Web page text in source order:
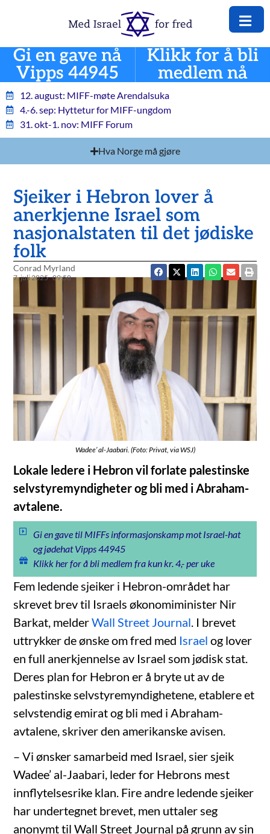
Gi en gave nå
Vipps 44945
Klikk for å bli
medlem nå
12. august: MIFF-møte Arendalsuka
4.-6. sep: Hyttetur for MIFF-ungdom
31. okt-1. nov: MIFF Forum
Hva Norge må gjøre
Sjeiker i Hebron lover å
anerkjenne Israel som
nasjonalstaten til det jødiske
folk
Conrad Myrland
7. juli 2025 09:58
Wadee’ al-Jaabari. (Foto: Privat, via WSJ)
Lokale ledere i Hebron vil forlate palestinske
selvstyremyndigheter og bli med i Abraham-
avtalene.
Gi en gave til MIFFs informasjonskamp mot Israel-hat
og jødehat Vipps 44945
Klikk her for å bli medlem fra kun kr. 4,- per uke
Fem ledende sjeiker i Hebron-området har
skrevet brev til Israels økonomiminister Nir
Barkat, melderWall Street Journal . I brevet
uttrykker de ønske om fred med Israel og lover
en full anerkjennelse av Israel som jødisk stat.
Deres plan for Hebron er å bryte ut av de
palestinske selvstyremyndighetene, etablere et
selvstendig emirat og bli med i Abraham-
avtalene, skriver den amerikanske avisen.
– Vi ønsker samarbeid med Israel, sier sjeik
Wadee’ al-Jaabari, leder for Hebrons mest
innflytelsesrike klan. Fire andre ledende sjeiker
har undertegnet brevet, men uttaler seg
anonymt til Wall Street Journal på grunn av sin